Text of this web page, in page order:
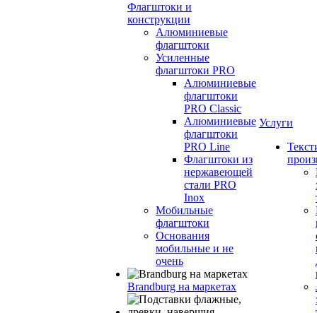
Флагштоки и
конструкции
Алюминиевые
флагштоки
Усиленные
флагштоки PRO
Алюминиевые
флагштоки
PRO Classic
Алюминиевые
флагштоки
PRO Line
Флагштоки из
нержавеющей
стали PRO
Inox
Мобильные
флагштоки
Основания
мобильные и не
очень
Brandburg на маркетах
Услуги